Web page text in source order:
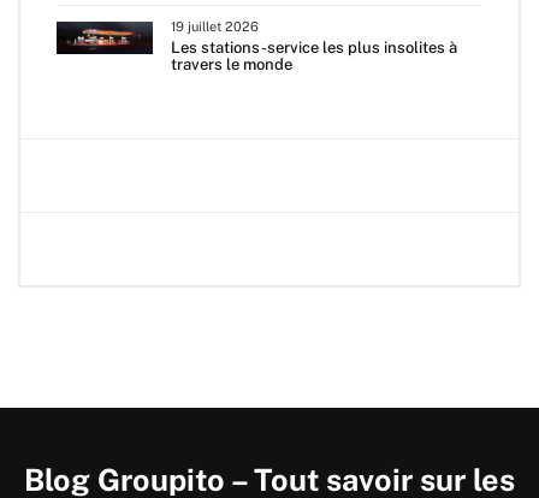
19 juillet 2026
Les stations-service les plus insolites à
travers le monde
Blog Groupito – Tout savoir sur les